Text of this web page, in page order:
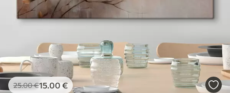
25.00€15.00 €